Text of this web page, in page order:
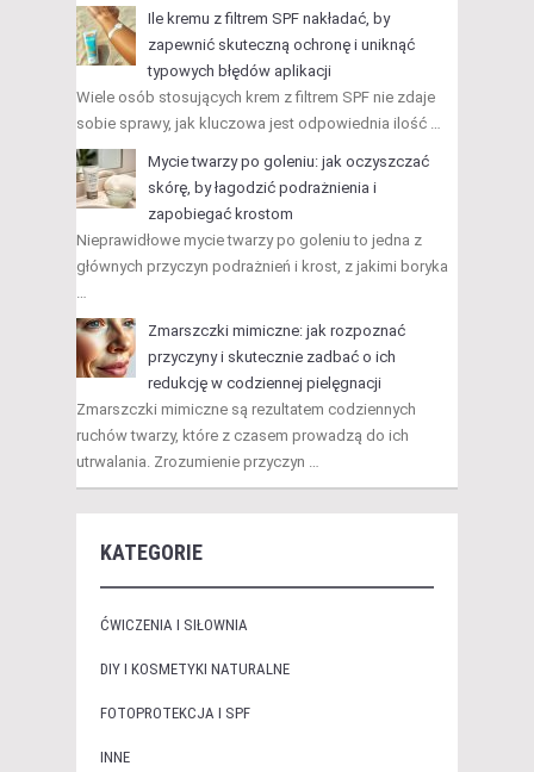
Ile kremu z filtrem SPF nakładać, by
zapewnić skuteczną ochronę i uniknąć
typowych błędów aplikacji
Wiele osób stosujących krem z filtrem SPF nie zdaje
sobie sprawy, jak kluczowa jest odpowiednia ilość …
Mycie twarzy po goleniu: jak oczyszczać
skórę, by łagodzić podrażnienia i
zapobiegać krostom
Nieprawidłowe mycie twarzy po goleniu to jedna z
głównych przyczyn podrażnień i krost, z jakimi boryka
Zmarszczki mimiczne: jak rozpoznać
przyczyny i skutecznie zadbać o ich
redukcję w codziennej pielęgnacji
Zmarszczki mimiczne są rezultatem codziennych
ruchów twarzy, które z czasem prowadzą do ich
utrwalania. Zrozumienie przyczyn …
KATEGORIE
ĆWICZENIA I SIŁOWNIA
DIY I KOSMETYKI NATURALNE
FOTOPROTEKCJA I SPF
INNE